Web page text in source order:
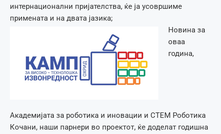
интернационални пријателства, ќе ја усовршиме
примената и на двата јазика;
Новина за
оваа
година,
Академијата за роботика и иновации и СТЕМ Роботика
Кочани, наши парнери во проектот, ќе доделат годишна